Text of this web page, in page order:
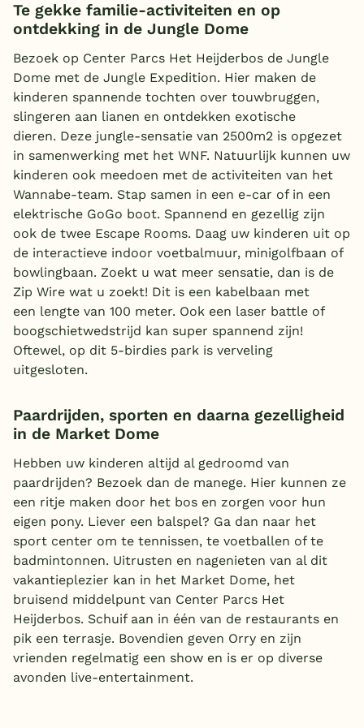
Te gekke familie-activiteiten en op
ontdekking in de Jungle Dome
Bezoek op Center Parcs Het Heijderbos de Jungle
Dome met de Jungle Expedition. Hier maken de
kinderen spannende tochten over touwbruggen,
slingeren aan lianen en ontdekken exotische
dieren. Deze jungle-sensatie van 2500m2 is opgezet
in samenwerking met het WNF. Natuurlijk kunnen uw
kinderen ook meedoen met de activiteiten van het
Wannabe-team. Stap samen in een e-car of in een
elektrische GoGo boot. Spannend en gezellig zijn
ook de twee Escape Rooms. Daag uw kinderen uit op
de interactieve indoor voetbalmuur, minigolfbaan of
bowlingbaan. Zoekt u wat meer sensatie, dan is de
Zip Wire wat u zoekt! Dit is een kabelbaan met
een lengte van 100 meter. Ook een laser battle of
boogschietwedstrijd kan super spannend zijn!
Oftewel, op dit 5-birdies park is verveling
uitgesloten.
Paardrijden, sporten en daarna gezelligheid
in de Market Dome
Hebben uw kinderen altijd al gedroomd van
paardrijden? Bezoek dan de manege. Hier kunnen ze
een ritje maken door het bos en zorgen voor hun
eigen pony. Liever een balspel? Ga dan naar het
sport center om te tennissen, te voetballen of te
badmintonnen. Uitrusten en nagenieten van al dit
vakantieplezier kan in het Market Dome, het
bruisend middelpunt van Center Parcs Het
Heijderbos. Schuif aan in één van de restaurants en
pik een terrasje. Bovendien geven Orry en zijn
vrienden regelmatig een show en is er op diverse
avonden live-entertainment.